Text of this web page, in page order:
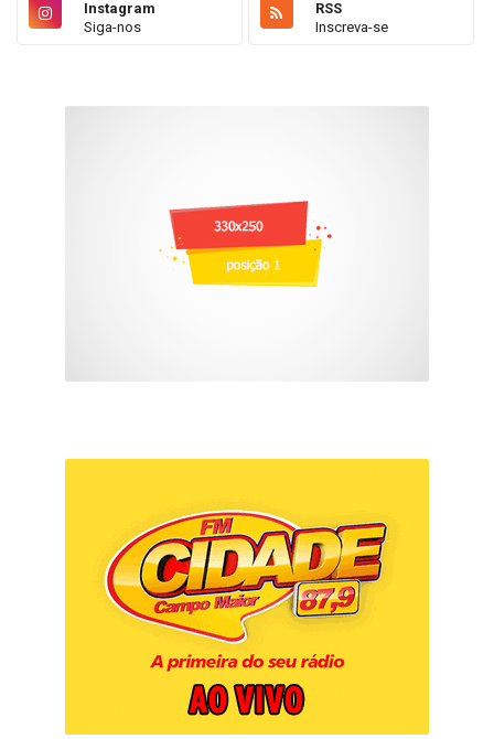
Instagram
Siga-nos
RSS
Inscreva-se